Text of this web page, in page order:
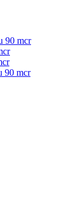
90 mcr
90 mcr